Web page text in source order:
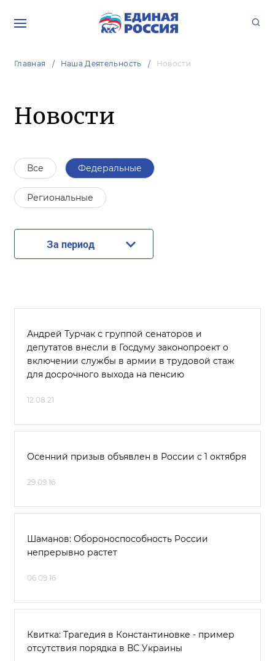
Главная Наша Деятельность Новости
Новости
Все Федеральные
Региональные
За период
Андрей Турчак с группой сенаторов и
депутатов внесли в Госдуму законопроект о
включении службы в армии в трудовой стаж
для досрочного выхода на пенсию
12.08.21
Осенний призыв объявлен в России с 1 октября
29.09.16
Шаманов: Обороноспособность России
непрерывно растет
06.09.16
Квитка: Трагедия в Константиновке - пример
отсутствия порядка в ВС Украины